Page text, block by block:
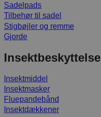
Sadelpads
Tilbehør til sadel
Stigbøjler og remme
Gjorde
Insektbeskyttelse
Insektmiddel
Insektmasker
Fluepandebånd
Insektdækkener